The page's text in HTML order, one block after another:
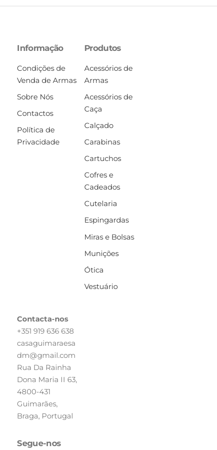
Informação
Condições de
Venda de Armas
Sobre Nós
Contactos
Política de
Privacidade
Produtos
Acessórios de
Armas
Acessórios de
Caça
Calçado
Carabinas
Cartuchos
Cofres e
Cadeados
Cutelaria
Espingardas
Miras e Bolsas
Munições
Ótica
Vestuário
Contacta-nos
+351 919 636 638
casaguimaraesa
dm@gmail.com
Rua Da Rainha
Dona Maria II 63,
4800-431
Guimarães,
Braga, Portugal
Segue-nos